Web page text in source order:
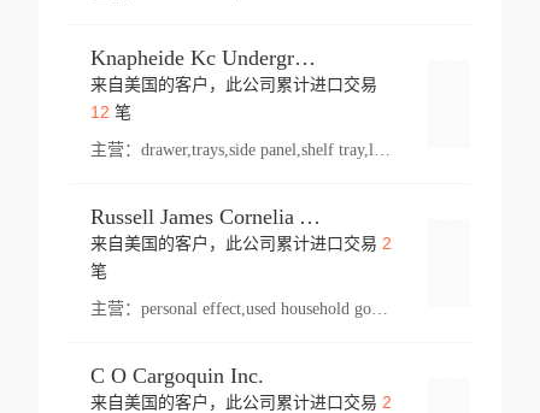
Knapheide Kc Underground
来自美国的客户，此公司累计进口交易
12 笔
主营：
Russell James Cornelia Arlington Va
来自美国的客户，此公司累计进口交易 2
笔
主营： personal effect,used household goods
C O Cargoquin Inc.
来自美国的客户，此公司累计进口交易 2